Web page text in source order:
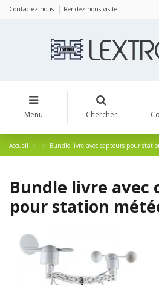
Contactez-nous Rendez-nous visite
Menu Chercher
Accueil Bundle livre avec capteurs pour
Bundle livre avec
pour station
Panneau de gestion des cookies